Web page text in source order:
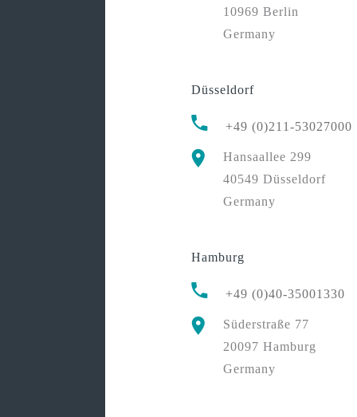
10969 Berlin
Germany
Düsseldorf
+49 (0)211-53027000
Hansaallee 299
40549 Düsseldorf
Germany
Hamburg
+49 (0)40-35001330
Süderstraße 77
20097 Hamburg
Germany